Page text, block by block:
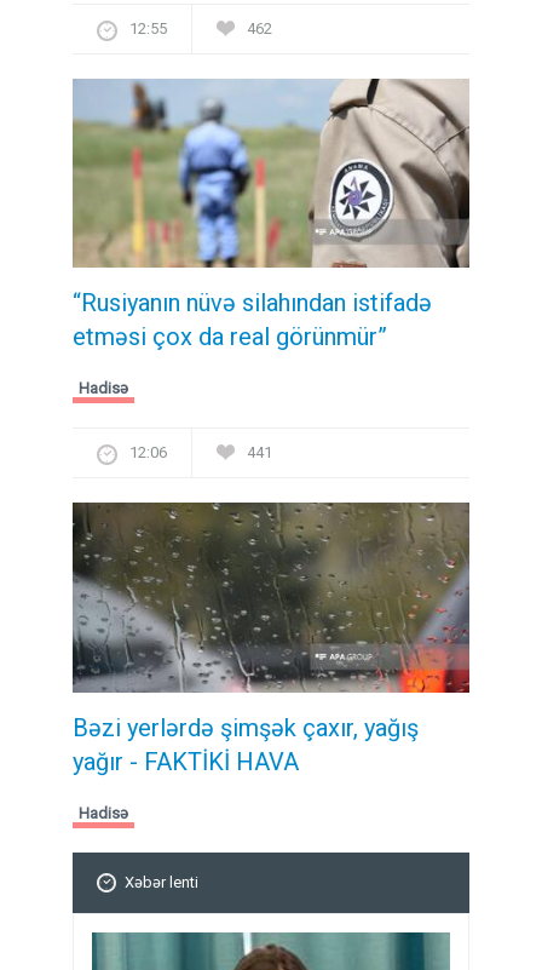
12:55 462
“Rusiyanın nüvə silahından istifadə
etməsi çox da real görünmür”
Hadisə
12:06 441
Bəzi yerlərdə şimşək çaxır, yağış
yağır - FAKTİKİ HAVA
Hadisə
Xəbər lenti